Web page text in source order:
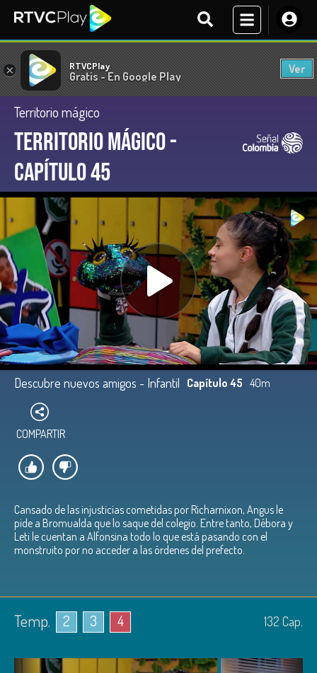
× RTVCPlay
Gratis - En Google Play
Ver
Territorio mágico
Territorio Mágico -
Capítulo 45
Descubre nuevos amigos - Infantil Capítulo 45 40m
COMPARTIR
Cansado de las injusticias cometidas por Richarnixon, Angus le
pide a Bromualda que lo saque del colegio. Entre tanto, Débora y
Leti le cuentan a Alfonsina todo lo que está pasando con el
monstruito por no acceder a las órdenes del prefecto.
Temp. 2 3 4 132 Cap.